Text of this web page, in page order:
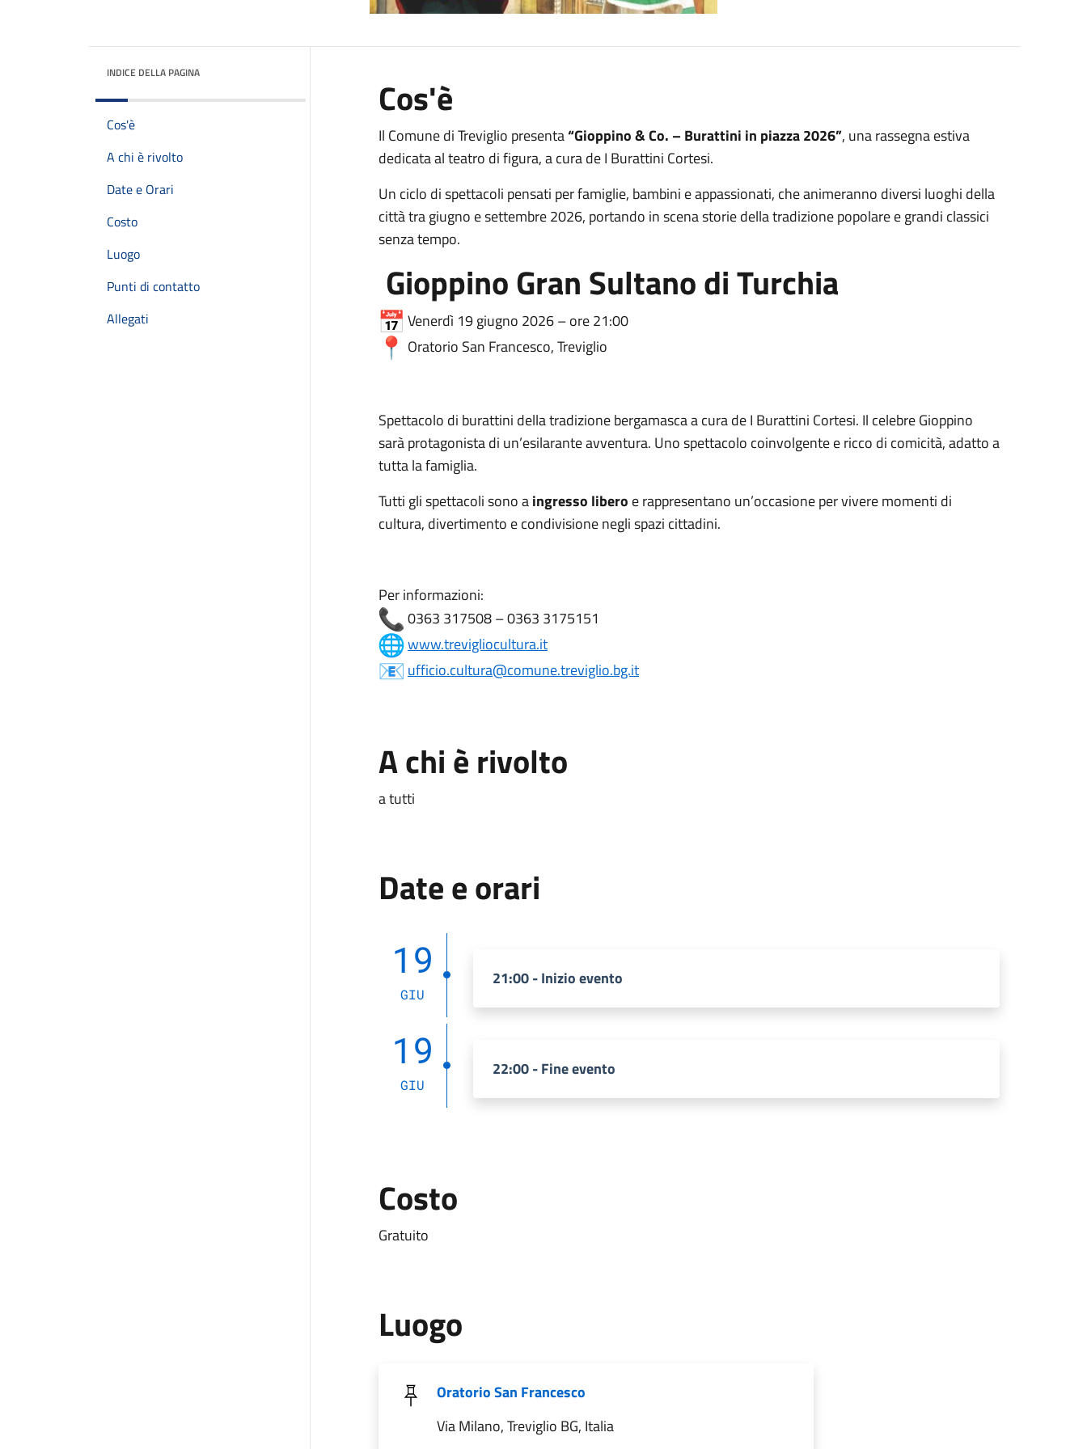
INDICE DELLA PAGINA
Cos'è
A chi è rivolto
Date e Orari
Costo
Luogo
Punti di contatto
Allegati
Cos'è
Il Comune diTreviglio presenta“Gioppino & Co. – Burattini in piazza 2026”, una rassegna estiva
dedicata al teatro di figura, a cura deI Burattini Cortesi.
Un ciclo di spettacoli pensati per famiglie, bambini e appassionati, che animeranno diversi luoghi della
città tra giugno e settembre 2026, portando in scena storie della tradizione popolare e grandi classici
senza tempo.
Gioppino Gran Sultano di Turchia
Venerdì 19 giugno 2026 – ore 21:00
Oratorio San Francesco,Treviglio
Spettacolo di burattini della tradizione bergamasca a cura deI Burattini Cortesi. Il celebre Gioppino
sarà protagonista di un’esilarante avventura. Uno spettacolo coinvolgente e ricco di comicità, adatto a
tutta la famiglia.
Tutti gli spettacoli sono aingresso libero e rappresentano un’occasione per vivere momenti di
cultura, divertimento e condivisione negli spazi cittadini.
Per informazioni:
0363 317508 – 0363 3175151
www.trevigliocultura.it
ufficio.cultura@comune.treviglio.bg.it
A chi è rivolto
a tutti
Date e orari
19
GIU
21:00 - Inizio evento
19
GIU
22:00 - Fine evento
Costo
Gratuito
Luogo
Oratorio San Francesco
Via Milano, Treviglio BG, Italia